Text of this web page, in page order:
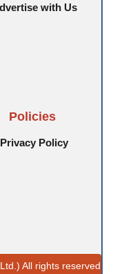
with Us
Policies
Privacy Policy
All rights reserved